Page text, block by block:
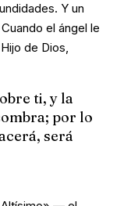
Y un
el ángel le
de Dios,
ti, y la
por lo
será